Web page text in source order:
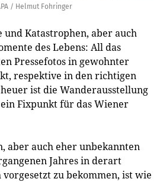
/ Helmut Fohringer
und Katastrophen, aber auch
des Lebens: All das
Pressefotos in gewohnter
respektive in den richtigen
ist die Wanderausstellung
Fixpunkt für das Wiener
aber auch eher unbekannten
Jahres in derart
zu bekommen, ist wie